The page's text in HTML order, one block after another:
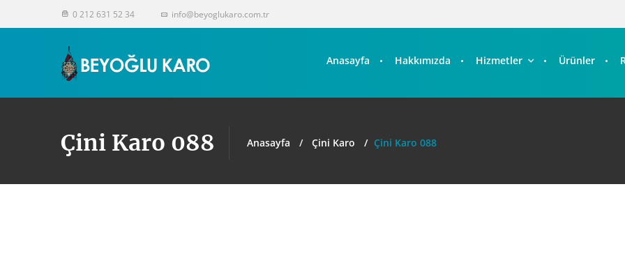
0 212 631 52 34 info@beyoglukaro.com.tr
Anasayfa Hakkımızda Hizmetler Ürünler
Çini Karo 088 Anasayfa Çini Karo Çini Karo 088